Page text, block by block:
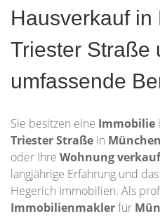
Hausverkauf in
Triester Straße
umfassende
Sie besitzen eine Immobilie
Triester Straße in München
oder Ihre Wohnung
langjährige Erfahrung und
Hegerich Immobilien. Als
Immobilienmaklerfür